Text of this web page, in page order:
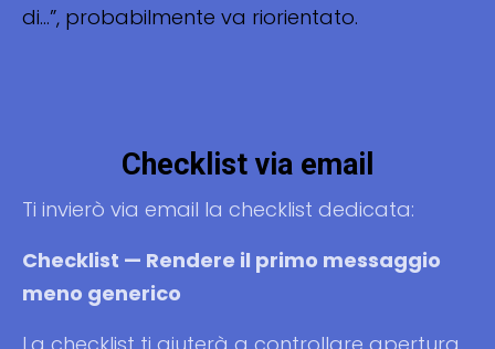
di…”, probabilmente va riorientato.
Checklist via email
Ti invierò via email la checklist dedicata:
Checklist — Rendere il primo messaggio
meno generico